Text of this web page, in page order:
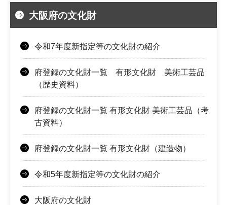
大阪府の文化財
令和7年度新指定等の文化財の紹介
府登録の文化財一覧 有形文化財 美術工芸品
（歴史資料）
府登録の文化財一覧 有形文化財 美術工芸品（考
古資料）
府登録の文化財一覧 有形文化財（建造物）
令和5年度新指定等の文化財の紹介
大阪府の文化財